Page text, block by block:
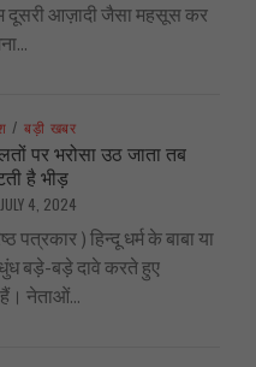
दूसरी आज़ादी जैसा महसूस कर
/ बड़ी खबर
पर भरोसा उठ जाता तब
है भीड़
JULY 4, 2024
पत्रकार ) हिन्दू धर्म के बाबा या
बड़े-बड़े दावे करते हुए
नेताओं...